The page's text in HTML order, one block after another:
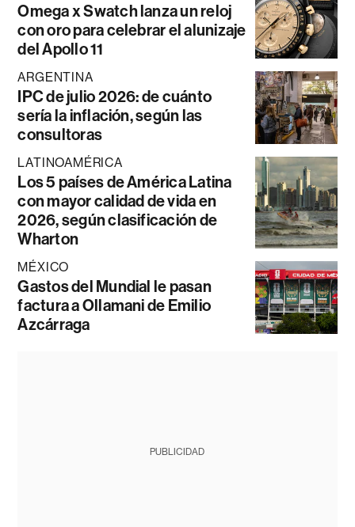
Omega x Swatch lanza un reloj
con oro para celebrar el alunizaje
del Apollo 11
ARGENTINA
IPC de julio 2026: de cuánto
sería la inflación, según las
consultoras
LATINOAMÉRICA
Los 5 países de América Latina
con mayor calidad de vida en
2026, según clasificación de
Wharton
MÉXICO
Gastos del Mundial le pasan
factura a Ollamani de Emilio
Azcárraga
PUBLICIDAD